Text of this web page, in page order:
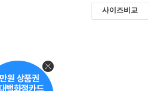
사이즈비교